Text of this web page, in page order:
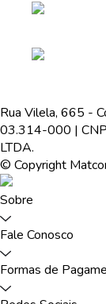
Rua Vilela, 665 -
03.314-000 |
LTDA.
© Copyright
Sobre
Fale Conosco
Formas de